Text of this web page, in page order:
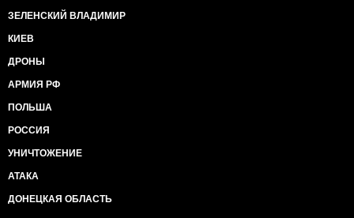
- фото и видео (Пенсионеры перекрыли главные
улицы Сочи и Краснодара, требуя вернуть льготы на
что крымские пенсионеры в количестве 600 000 за
предателей на груди?
17. Сочинские пенсионеры утерли нос
v=aWiqSmm3Bbs (видео). А ведь могли просто
пойти и добыть еды из мусорников, ведь
https://www.youtube.com/watch?v=QpND51yGIGk
(видео ужасает). А краснодарские пенсионеры
ЗЕЛЕНСКИЙ ВЛАДИМИР
КИЕВ
ДРОНЫ
АРМИЯ РФ
ПОЛЬША
РОССИЯ
УНИЧТОЖЕНИЕ
АТАКА
ДОНЕЦКАЯ ОБЛАСТЬ